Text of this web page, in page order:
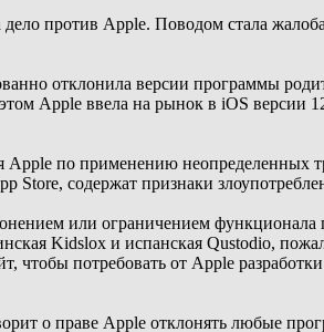
против Apple. Поводом стала
отклонила версии программы
Аpple ввела на рынок в iOS версии
по применению неопределенных
Store, содержат признаки
или ограничением
Kidslox и испанская Qustodio,
чтобы потребовать от Apple
о праве Apple отклонять любые